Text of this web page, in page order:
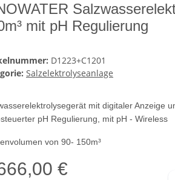
mit pH Regulierung
D1223+C1201
Salzelektrolyseanlage
mit digitaler Anzeige
pH Regulierung, mit pH - Wireless
von 90- 150m³
€